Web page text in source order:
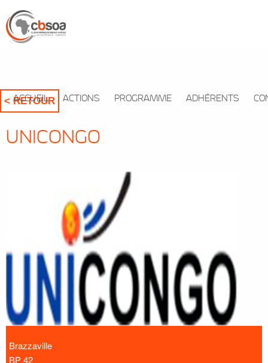
ACCUEIL ACTIONS PROGRAMME ADHÉRENTS
< RETOUR
UNICONGO
Brazzaville
BP 42